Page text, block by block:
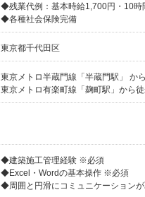
◆残業代例：基本時給1,700円・10時
◆各種社会保険完備
東京都千代田区
東京メトロ半蔵門線「半蔵門駅」 か
東京メトロ有楽町線「麹町駅」から
◆建築施工管理経験 ※必須
◆Excel・Wordの基本操作 ※必須
◆周囲と円滑にコミュニケーション